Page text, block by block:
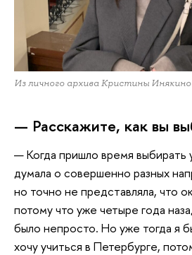
Из личного архива Кристины
— Расскажите, как вы
— Когда пришло время выбирать
думала о совершенно разных
но точно не представляла, что
потому что уже четыре года
было непросто. Но уже тогда я
хочу учиться в Петербурге,